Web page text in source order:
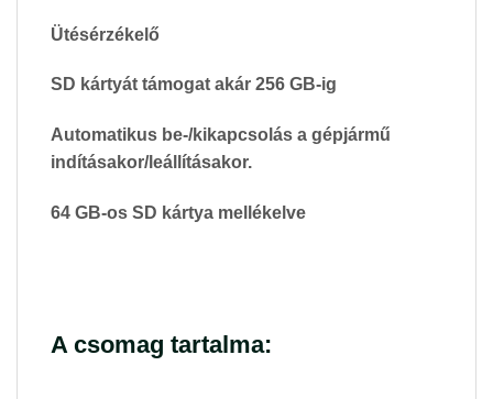
Ütésérzékelő
SD kártyát támogat akár 256 GB-ig
Automatikus be-/kikapcsolás a gépjármű
indításakor/leállításakor.
64 GB-os SD kártya mellékelve
A csomag tartalma: